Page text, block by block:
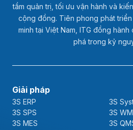
tầm quản trị, tối ưu vận hành và
cộng đồng. Tiên phong phát triển
minh tại Việt Nam, ITG đồng
phá trong kỷ
Giải pháp
3S ERP
3S
3S SPS
3S
3S MES
3S